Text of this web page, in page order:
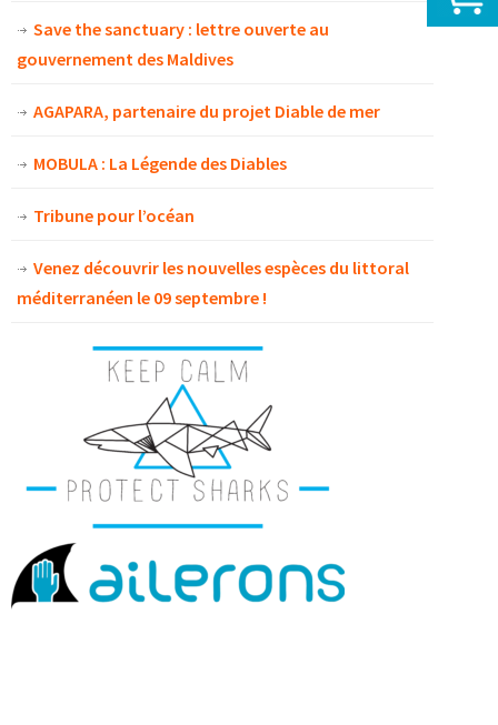
Save the sanctuary : lettre ouverte au
gouvernement des Maldives
AGAPARA, partenaire du projet Diable de mer
MOBULA : La Légende des Diables
Tribune pour l’océan
Venez découvrir les nouvelles espèces du littoral
méditerranéen le 09 septembre !